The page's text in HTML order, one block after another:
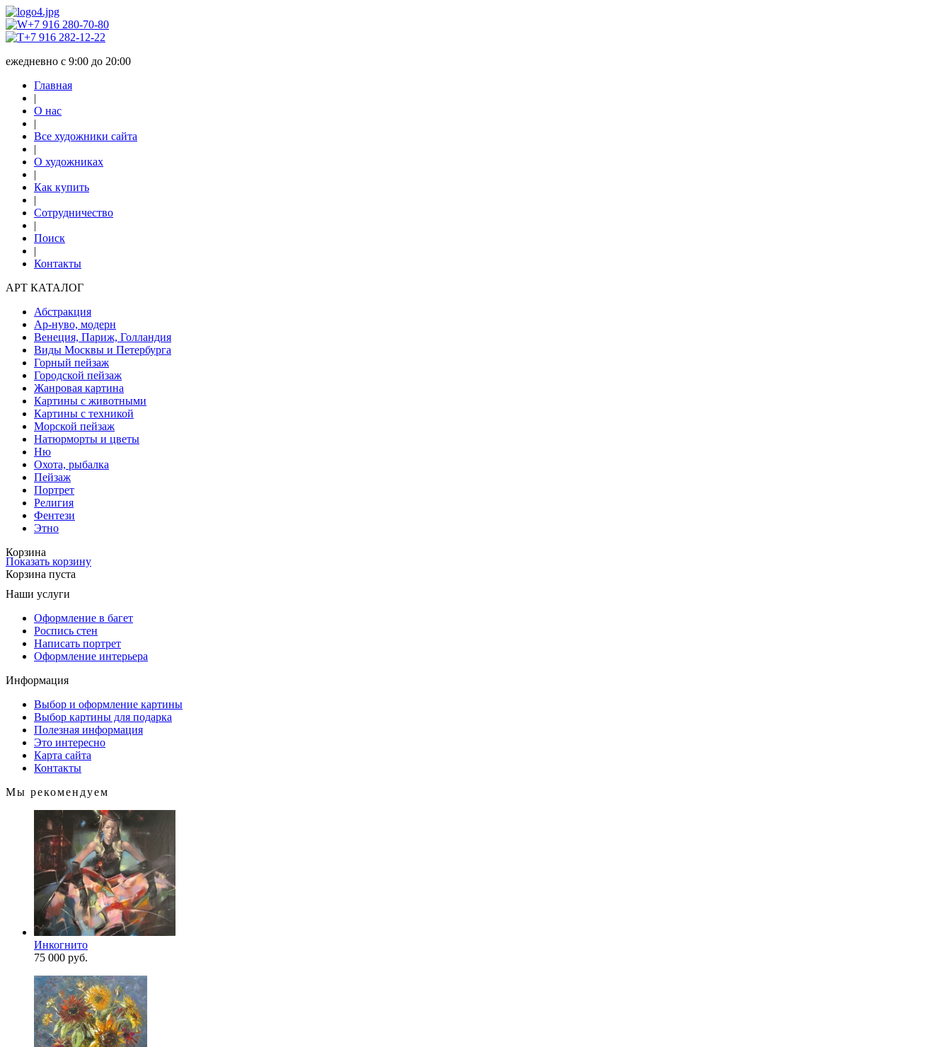
+7 916 280-70-80
+7 916 282-12-22
ежедневно с 9:00 до 20:00
Главная
|
О нас
|
Все художники сайта
|
О художниках
|
Как купить
|
Сотрудничество
|
Поиск
|
Контакты
АРТ КАТАЛОГ
Абстракция
Ар-нуво, модерн
Венеция, Париж, Голландия
Виды Москвы и Петербурга
Горный пейзаж
Городской пейзаж
Жанровая картина
Картины с животными
Картины с техникой
Морской пейзаж
Натюрморты и цветы
Ню
Охота, рыбалка
Пейзаж
Портрет
Религия
Фентези
Этно
Корзина
Показать корзину
Корзина пуста
Наши услуги
Оформление в багет
Роспись стен
Написать портрет
Оформление интерьера
Информация
Выбор и оформление картины
Выбор картины для подарка
Полезная информация
Это интересно
Карта сайта
Контакты
Мы рекомендуем
Инкогнито
75 000 руб.